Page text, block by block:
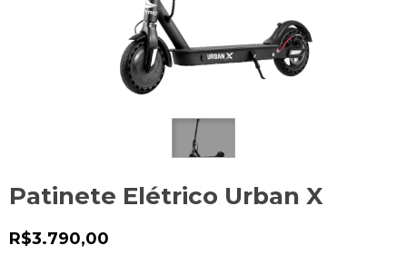
Patinete Elétrico Urban X
R$3.790,00